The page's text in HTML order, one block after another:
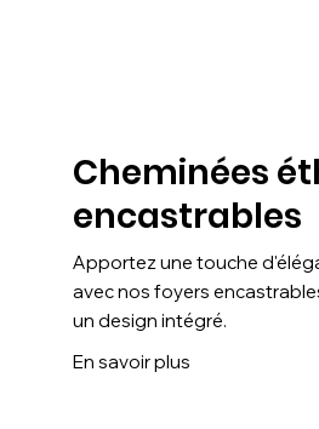
Cheminées
encastrables
En savoir plus
Apportez une touche
avec nos foyers
un design intégré.